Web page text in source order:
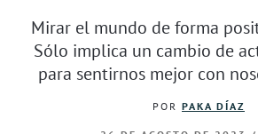
Mirar el mundo de forma
Sólo implica un cambio de
para sentirnos mejor con
POR PAKA DÍAZ